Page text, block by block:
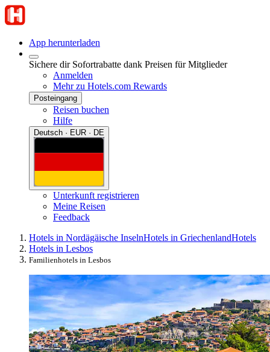
App herunterladen
Sichere dir Sofortrabatte dank Preisen für Mitglieder
Anmelden
Mehr zu Hotels.com Rewards
Posteingang
Reisen buchen
Hilfe
Deutsch · EUR · DE
Unterkunft registrieren
Meine Reisen
Feedback
Hotels in Nordägäische InselnHotels in GriechenlandHotels
Hotels in Lesbos
Familienhotels in Lesbos